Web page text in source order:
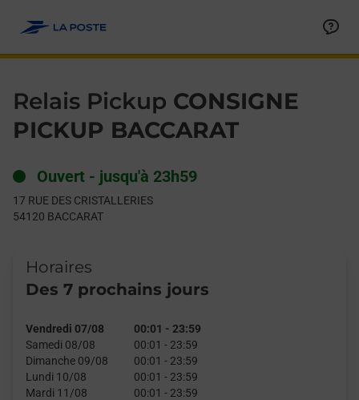
Relais Pickup CONSIGNE
PICKUP BACCARAT
Ouvert - jusqu'à 23h59
17 RUE DES CRISTALLERIES
54120 BACCARAT
Horaires
Des 7 prochains jours
Vendredi 07/08 00:01 - 23:59
Samedi 08/08
00:01 - 23:59
Dimanche 09/08
00:01 - 23:59
Lundi 10/08
00:01 - 23:59
Mardi 11/08
00:01 - 23:59